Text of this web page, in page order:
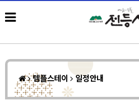
템플스테이 일정안내